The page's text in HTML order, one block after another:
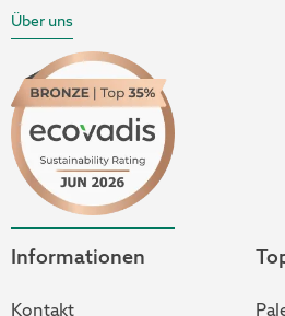
Informationen
Kontakt
Über uns